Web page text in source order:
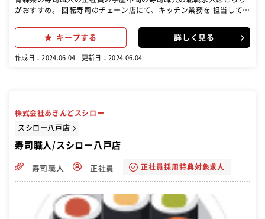
がおすすめ。 回転寿司のチェーン店にて、キッチン業務を 担当してい
ばくシャリにのせる等 ■レーンにお寿司をのせる ■食器類の片付け
■清掃業務 など
キープする 詳しく見る
作成日：2024.06.04 更新日：2024.06.04
株式会社あきんどスシロー
スシロー八戸店
寿司職人/スシロー八戸店
寿司職人 正社員 正社員採用特典対象求人